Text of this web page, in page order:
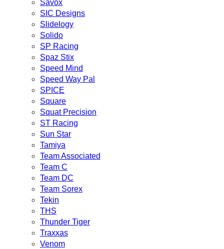
Savöx
SIC Designs
Slidelogy
Solido
SP Racing
Spaz Stix
Speed Mind
Speed Way Pal
SPICE
Square
Squat Precision
ST Racing
Sun Star
Tamiya
Team Associated
Team C
Team DC
Team Sorex
Tekin
THS
Thunder Tiger
Traxxas
Venom